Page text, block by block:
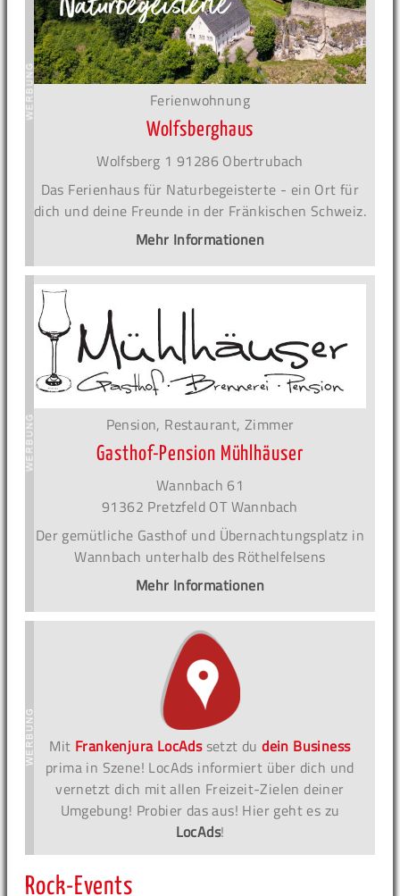
Ferienwohnung
Wolfsberghaus
Wolfsberg 1 91286 Obertrubach
Das Ferienhaus für Naturbegeisterte - ein Ort für
dich und deine Freunde in der Fränkischen Schweiz.
Mehr Informationen
Pension, Restaurant, Zimmer
Gasthof-Pension Mühlhäuser
Wannbach 61
91362 Pretzfeld OT Wannbach
Der gemütliche Gasthof und Übernachtungsplatz in
Wannbach unterhalb des Röthelfelsens
Mehr Informationen
Mit Frankenjura LocAdssetzt dudein Business
prima in Szene! LocAds informiert über dich und
vernetzt dich mit allen Freizeit-Zielen deiner
Umgebung! Probier das aus! Hier geht es zu
LocAds!
Rock-Events